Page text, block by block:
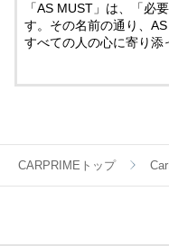
「AS MUST」は、「必
す。その名前の通り、
すべての人の心に寄り
ます。今後も、みなさ
CARPRIMEトップ